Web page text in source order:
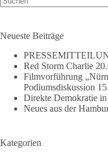
Neueste Beiträge
Red Storm Charlie
Filmvorführung
Podiumsdiskussion
Direkte Demokratie
Neues aus der
Kategorien